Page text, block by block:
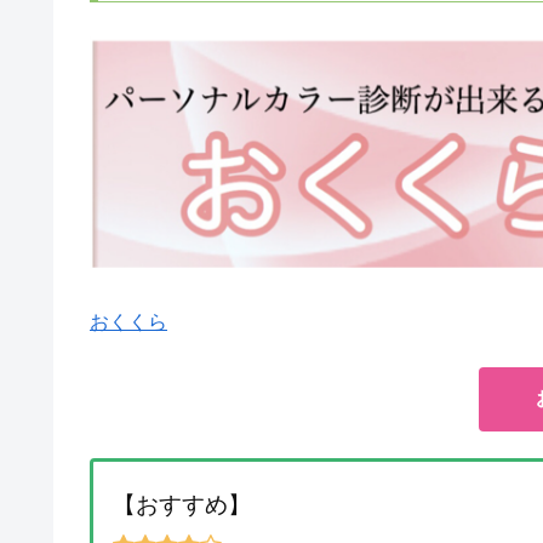
おくくら
【おすすめ】